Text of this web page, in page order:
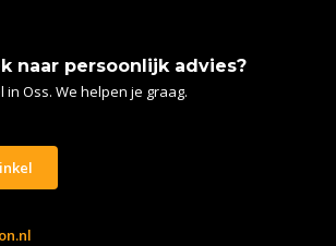
naar persoonlijk advies?
Oss. We helpen je graag.